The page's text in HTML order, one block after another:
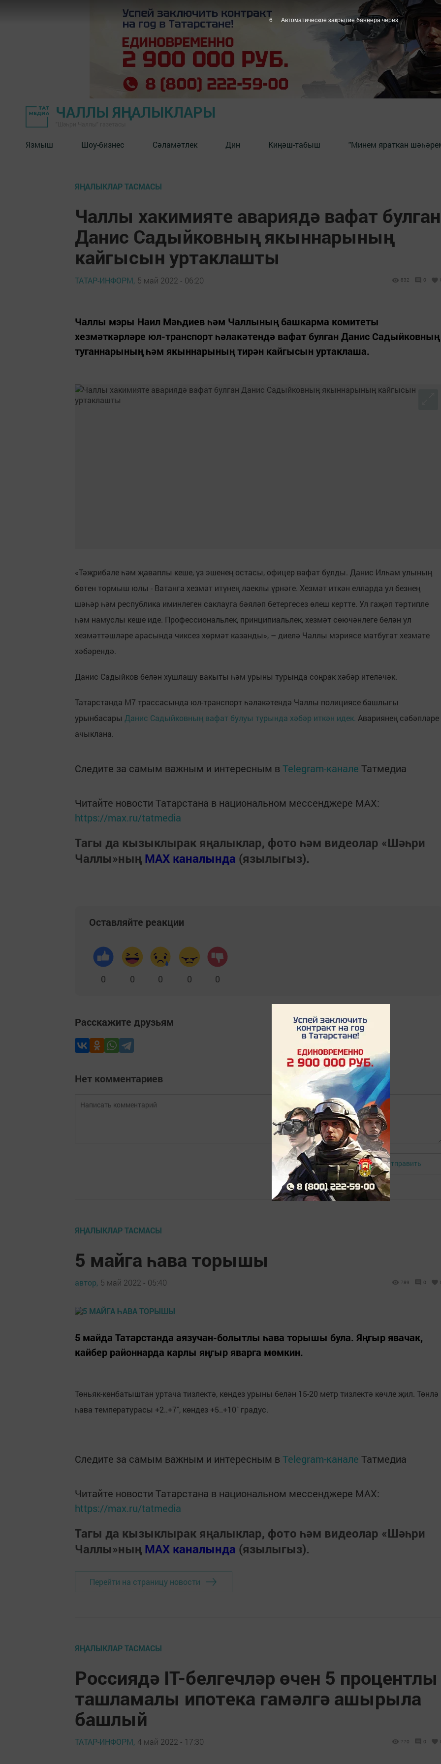
ЧАЛЛЫ ЯҢАЛЫКЛАРЫ
Язмыш Шоу-бизнес Сәламәтлек Дин Киңәш-табыш "Минем яраткан
ЯҢАЛЫКЛАР ТАСМАСЫ
Чаллы хакимияте авариядә вафат булган
Данис Садыйковның якыннарының
кайгысын уртаклашты
ТАТАР-ИНФОРМ, 5 май 2022 - 06:20 832 0
Чаллы мэры Наил Мәһдиев һәм Чаллының башкарма комитеты
хезмәткәрләре юл-транспорт һәлакәтендә вафат булган Данис Садыйковның
туганнарының һәм якыннарының тирән кайгысын уртаклаша.
«Тәҗрибәле һәм җаваплы кеше, үз эшенең остасы, офицер вафат булды. Данис Илһам улының
бөтен тормыш юлы - Ватанга хезмәт итүнең лаеклы үрнәге. Хезмәт иткән елларда ул безнең
шәһәр һәм республика иминлеген саклауга бәяләп бетергесез өлеш кертте. Ул гаҗәп тәртипле
һәм намуслы кеше иде. Профессиональлек, принципиальлек, хезмәт сөючәнлеге белән ул
хезмәттәшләре арасында чиксез хөрмәт казанды», – диелә Чаллы мэриясе матбугат хезмәте
хәбәрендә.
Данис Садыйков белән хушлашу вакыты һәм урыны турында соңрак хәбәр ителәчәк.
Татарстанда М7 трассасында юл-транспорт һәлакәтендә Чаллы полициясе башлыгы
урынбасары Данис Садыйковның вафат булуы турында хәбәр иткән идек. Авариянең сәбәпләре
ачыклана.
Следите за самым важным и интересным в Telegram-канале Татмедиа
Читайте новости Татарстана в национальном мессенджере MАХ:
https://max.ru/tatmedia
Тагы да кызыклырак яңалыклар, фото һәм видеолар «Шәһри
Чаллы»ның MAX каналында (язылыгыз).
Оставляйте реакции
0 0 0 0 0
Расскажите друзьям
Нет комментариев
Авторизоваться Отправить
ЯҢАЛЫКЛАР ТАСМАСЫ
5 майга һава торышы
автор, 5 май 2022 - 05:40 789 0
5 майда Татарстанда аязучан-болытлы һава торышы була. Яңгыр явачак,
кайбер районнарда карлы яңгыр яварга мөмкин.
Төньяк-көнбатыштан уртача тизлектә, көндез урыны белән 15-20 метр тизлектә көчле җил. Төнлә
һава температурасы +2..+7˚, көндез +5..+10˚ градус.
Следите за самым важным и интересным в Telegram-канале Татмедиа
Читайте новости Татарстана в национальном мессенджере MАХ:
https://max.ru/tatmedia
Тагы да кызыклырак яңалыклар, фото һәм видеолар «Шәһри
Чаллы»ның MAX каналында (язылыгыз).
Перейти на страницу новости
ЯҢАЛЫКЛАР ТАСМАСЫ
Россиядә IT-белгечләр өчен 5 процентлы
ташламалы ипотека гамәлгә ашырыла
башлый
ТАТАР-ИНФОРМ, 4 май 2022 - 17:30 770 0
5 Автоматическое закрытие баннера через